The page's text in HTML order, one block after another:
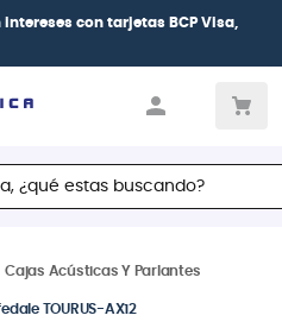
BCP Visa,
| Paga en
estas buscando?
Cajas Acústicas Y Parlantes
TOURUS-AX12